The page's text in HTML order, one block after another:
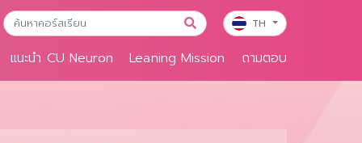
TH
แนะนำ CU Neuron Leaning Mission ถามตอบ